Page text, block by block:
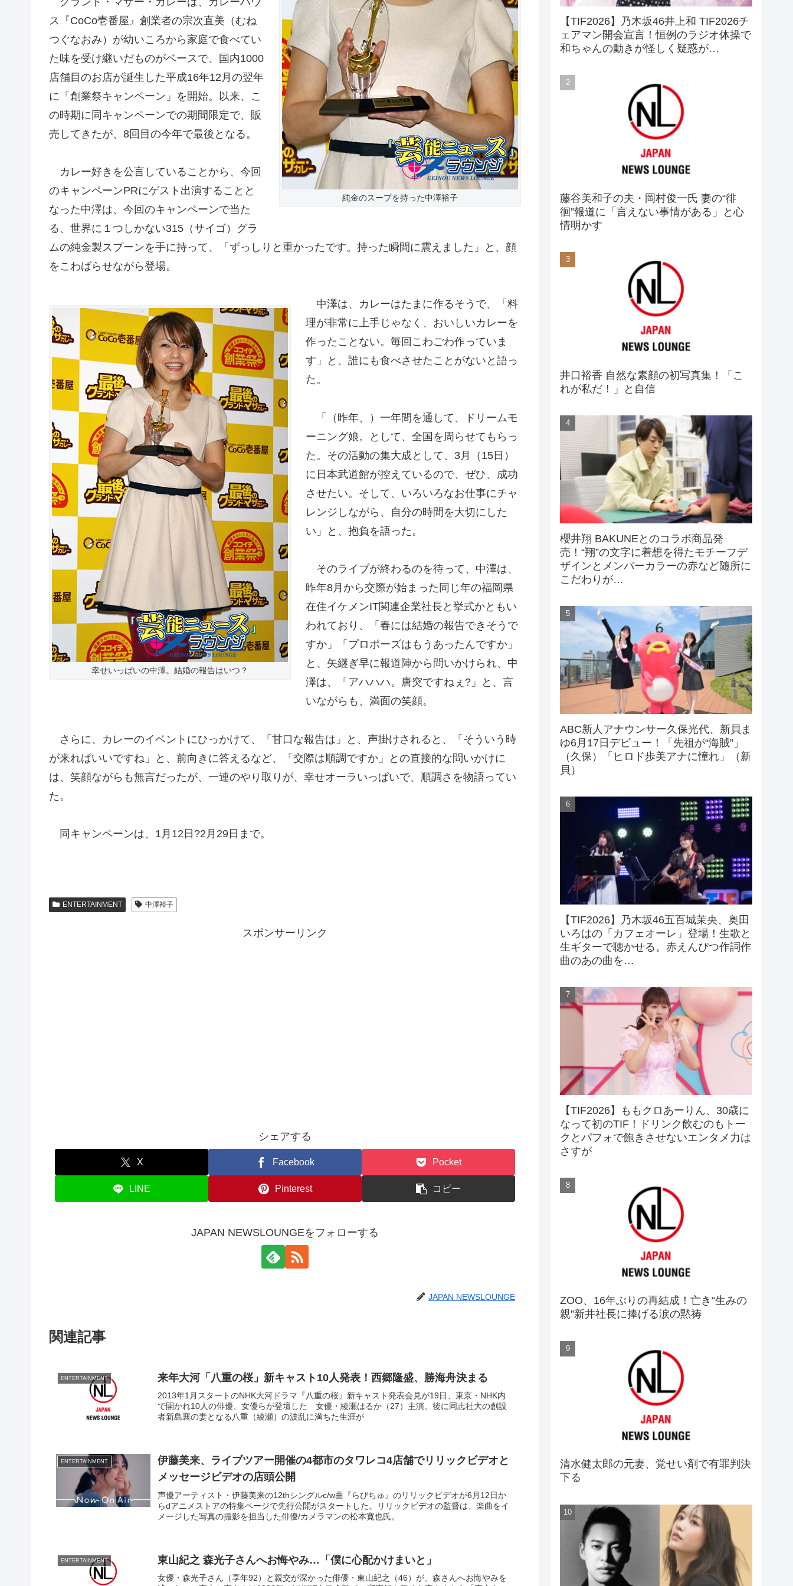
純金のスープを持った中澤裕子
ス『CoCo壱番屋』創業者の宗次直美（むね
つぐなおみ）が幼いころから家庭で食べてい
た味を受け継いだものがベースで、国内1000
店舗目のお店が誕生した平成16年12月の翌年
に「創業祭キャンペーン」を開始。以来、こ
の時期に同キャンペーンでの期間限定で、販
売してきたが、8回目の今年で最後となる。
カレー好きを公言していることから、今回
のキャンペーンPRにゲスト出演することと
なった中澤は、今回のキャンペーンで当た
る、世界に１つしかない315（サイゴ）グラ
ムの純金製スプーンを手に持って、「ずっしりと重かったです。持った瞬間に震えました」と、顔
をこわばらせながら登場。
幸せいっぱいの中澤。結婚の報告はいつ？
中澤は、カレーはたまに作るそうで、「料
理が非常に上手じゃなく、おいしいカレーを
作ったことない。毎回こわごわ作っていま
す」と、誰にも食べさせたことがないと語っ
た。
「（昨年、）一年間を通して、ドリームモ
ーニング娘。として、全国を周らせてもらっ
た。その活動の集大成として、3月（15日）
に日本武道館が控えているので、ぜひ、成功
させたい。そして、いろいろなお仕事にチャ
レンジしながら、自分の時間を大切にした
い」と、抱負を語った。
そのライブが終わるのを待って、中澤は、
昨年8月から交際が始まった同じ年の福岡県
在住イケメンIT関連企業社長と挙式かともい
われており、「春には結婚の報告できそうで
すか」「プロポーズはもうあったんですか」
と、矢継ぎ早に報道陣から問いかけられ、中
澤は、「アハハハ。唐突ですねぇ?」と、言
いながらも、満面の笑顔。
さらに、カレーのイベントにひっかけて、「甘口な報告は」と、声掛けされると、「そういう時
が来ればいいですね」と、前向きに答えるなど、「交際は順調ですか」との直接的な問いかけに
は、笑顔ながらも無言だったが、一連のやり取りが、幸せオーラいっぱいで、順調さを物語ってい
た。
同キャンペーンは、1月12日?2月29日まで。
ENTERTAINMENT 中澤裕子
スポンサーリンク
シェアする
X Facebook Pocket
LINE Pinterest コピー
JAPAN NEWSLOUNGEをフォローする
JAPAN NEWSLOUNGE
関連記事
ENTERTAINMENT 来年大河「八重の桜」新キャスト10人発表！西郷隆盛、勝海舟決まる
2013年1月スタートのNHK大河ドラマ『八重の桜』新キャスト発表会見が19日、東京・NHK内
で開かれ10人の俳優、女優らが登壇した 女優・綾瀬はるか（27）主演。後に同志社大の創設
者新島襄の妻となる八重（綾瀬）の波乱に満ちた生涯が
ENTERTAINMENT
伊藤美来、ライブツアー開催の4都市のタワレコ4店舗でリリックビデオと
メッセージビデオの店頭公開
声優アーティスト・伊藤美来の12thシングルc/w曲『らびちゅ』のリリックビデオが6月12日か
らdアニメストアの特集ページで先行公開がスタートした。リリックビデオの監督は、楽曲をイ
メージした写真の撮影を担当した俳優/カメラマンの松本寛也氏。
ENTERTAINMENT 東山紀之 森光子さんへお悔やみ…「僕に心配かけまいと」
女優・森光子さん（享年92）と親交が深かった俳優・東山紀之（46）が、森さんへお悔やみを
【TIF2026】乃木坂46井上和 TIF2026チ
ェアマン開会宣言！恒例のラジオ体操で
和ちゃんの動きが怪しく疑惑が…
藤谷美和子の夫・岡村俊一氏 妻の“徘
徊”報道に「言えない事情がある」と心
情明かす
井口裕香 自然な素顔の初写真集！「こ
れが私だ！」と自信
櫻井翔 BAKUNEとのコラボ商品発
売！“翔”の文字に着想を得たモチーフデ
ザインとメンバーカラーの赤など随所に
こだわりが…
ABC新人アナウンサー久保光代、新貝ま
ゆ6月17日デビュー！「先祖が“海賊”」
（久保）「ヒロド歩美アナに憧れ」（新
貝）
【TIF2026】乃木坂46五百城茉央、奥田
いろはの「カフェオーレ」登場！生歌と
生ギターで聴かせる。赤えんぴつ作詞作
曲のあの曲を…
【TIF2026】ももクロあーりん、30歳に
なって初のTIF！ドリンク飲むのもトー
クとパフォで飽きさせないエンタメ力は
さすが
ZOO、16年ぶりの再結成！亡き“生みの
親”新井社長に捧げる涙の黙祷
清水健太郎の元妻、覚せい剤で有罪判決
下る